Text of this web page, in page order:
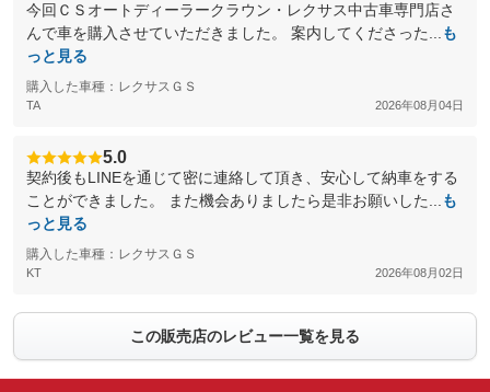
今回ＣＳオートディーラークラウン・レクサス中古車専門店さ
んで車を購入させていただきました。 案内してくださった...
も
っと見る
購入した車種：レクサスＧＳ
TA 2026年08月04日
5.0
契約後もLINEを通じて密に連絡して頂き、安心して納車をする
ことができました。 また機会ありましたら是非お願いした...
も
っと見る
購入した車種：レクサスＧＳ
KT 2026年08月02日
この販売店のレビュー一覧を見る